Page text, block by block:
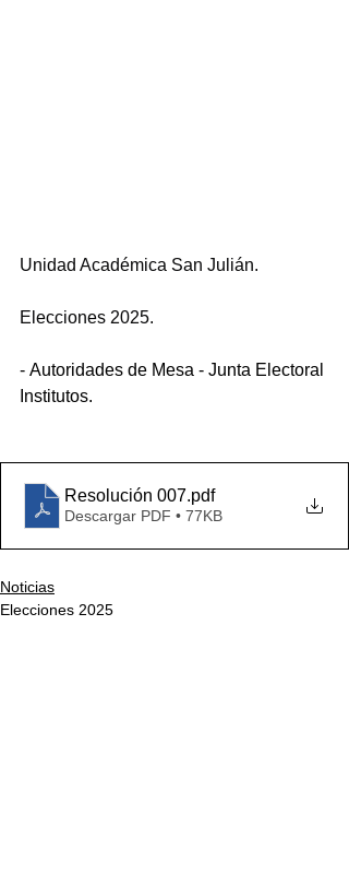
Unidad Académica San Julián.
Elecciones 2025.
- Autoridades de Mesa - Junta Electoral
Institutos.
Resolución 007.pdf
Descargar PDF • 77KB
Noticias
Elecciones 2025